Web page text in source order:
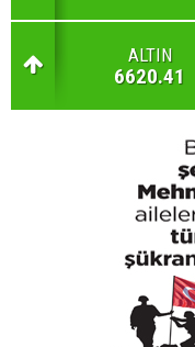
ALTIN
6620.41